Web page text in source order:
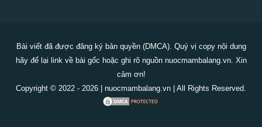
Bài viết đã được đăng ký bản quyền (DMCA). Quý vị copy nội dung
hãy để lại link về bài gốc hoặc ghi rõ nguồn nuocmambalang.vn. Xin
cảm ơn!
Copyright © 2022 - 2026 | nuocmambalang.vn | All Rights Reserved.